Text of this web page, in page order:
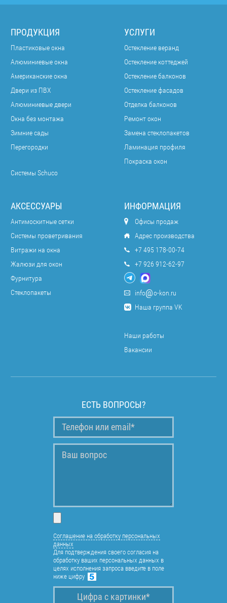
ПРОДУКЦИЯ
Пластиковые окна
Алюминиевые окна
Американские окна
Двери из ПВХ
Алюминиевые двери
Окна без монтажа
Зимние сады
Перегородки
Системы Schuco
УСЛУГИ
Остекление веранд
Остекление коттеджей
Остекление балконов
Остекление фасадов
Отделка балконов
Ремонт окон
Замена стеклопакетов
Ламинация профиля
Покраска окон
АКСЕССУАРЫ
Антимоскитные сетки
Системы проветривания
Витражи на окна
Жалюзи для окон
Фурнитура
Стеклопакеты
ИНФОРМАЦИЯ
Офисы продаж
Адрес производства
+7 495 178-00-74
+7 926 912-62-97
info
o-kon.ru
Наша группа VK
Наши работы
Вакансии
ЕСТЬ ВОПРОСЫ?
Соглашение на обработку персональных
данных
Для подтверждения своего согласия на
обработку ваших персональных данных в
целях исполнения запроса введите в поле
ниже цифру